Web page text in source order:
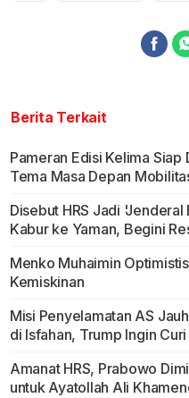
Berita Terkait
Pameran Edisi Kelima
Tema Masa Depan
Disebut HRS Jadi
Kabur ke Yaman, Begini
Menko Muhaimin
Kemiskinan
Misi Penyelamatan AS
di Isfahan, Trump Ingin
Amanat HRS, Prabowo
untuk Ayatollah Ali